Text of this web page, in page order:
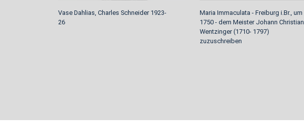
Vase Dahlias, Charles Schneider 1923-
26
Maria Immaculata - Freiburg i.Br., um
1750 - dem Meister Johann Christian
Wentzinger (1710- 1797)
zuzuschreiben